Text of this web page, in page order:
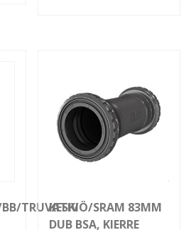
TRUVATIVKESKIÖ/SRAM 83MM
DUB BSA, KIERRE